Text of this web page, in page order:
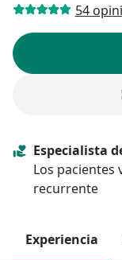
54
Especialista
Los pacientes
recurrente
Experiencia